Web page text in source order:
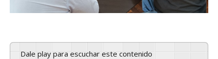
Dale play para escuchar este contenido